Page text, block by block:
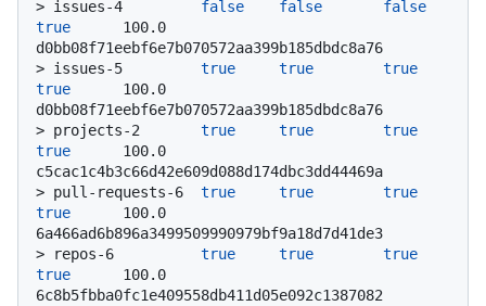
> issues-4 false false
false
true
      100.0
d0bb08f71eebf6e7b070572aa399b185dbdc8a76
> issues-5 true true
true
true
      100.0
d0bb08f71eebf6e7b070572aa399b185dbdc8a76
> projects-2 true true
true
true
      100.0
c5cac1c4b3c66d42e609d088d174dbc3dd44469a
> pull-requests-6 true true
true
true
      100.0
6a466ad6b896a3499509990979bf9a18d7d41de3
>
repos-6 true true
true
true
      100.0
6c8b5fbba0fc1e409558db411d05e092c1387082